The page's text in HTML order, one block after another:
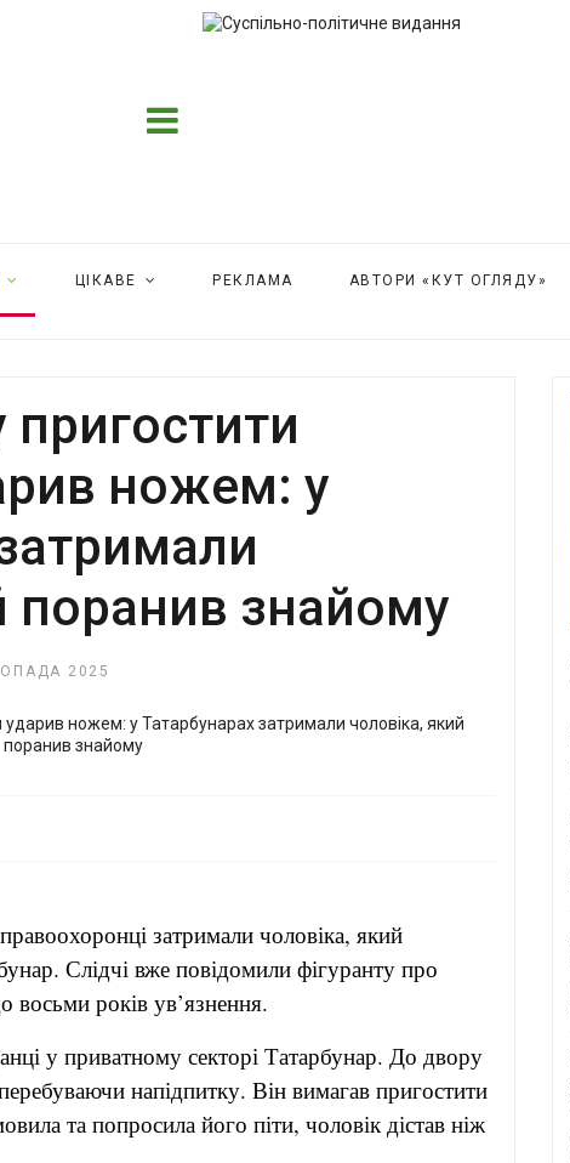
ЦІКАВЕ РЕКЛАМА АВТОРИ «КУТ ОГЛЯДУ»
ножем: у
поранив знайому
2025
затримали чоловіка, який
Слідчі вже повідомили фігуранту про
восьми років ув’язнення.
у приватному секторі Татарбунар. До двору
напідпитку. Він вимагав пригостити
та попросила його піти, чоловік дістав ніж